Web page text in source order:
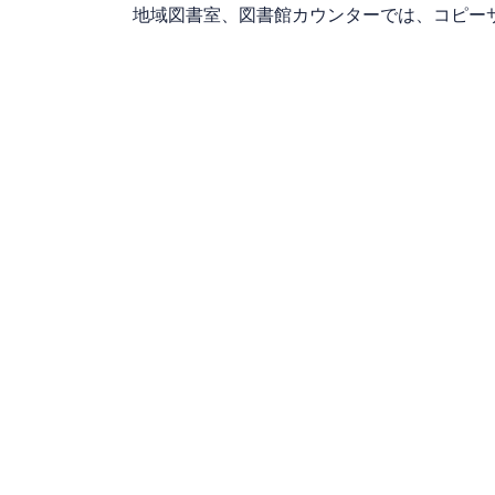
地域図書室、図書館カウンターでは、コピー